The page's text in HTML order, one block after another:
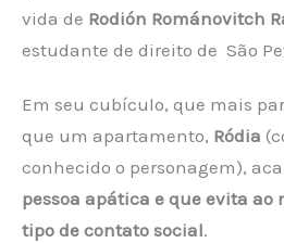
vida de Rodión Románovitch
estudante de direito de São
Em seu cubículo, que mais
que um apartamento, Ródia
conhecido o personagem),
pessoa apática e que evita
tipo de contato social.